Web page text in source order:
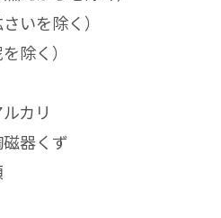
いを除く）
除く）
カリ
器くず